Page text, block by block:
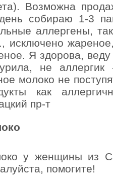
Возможна
собираю 1-3
аллергены,
исключено
Я здорова,
не аллергик
молоко не
как
пр-т
у женщины из
помогите!